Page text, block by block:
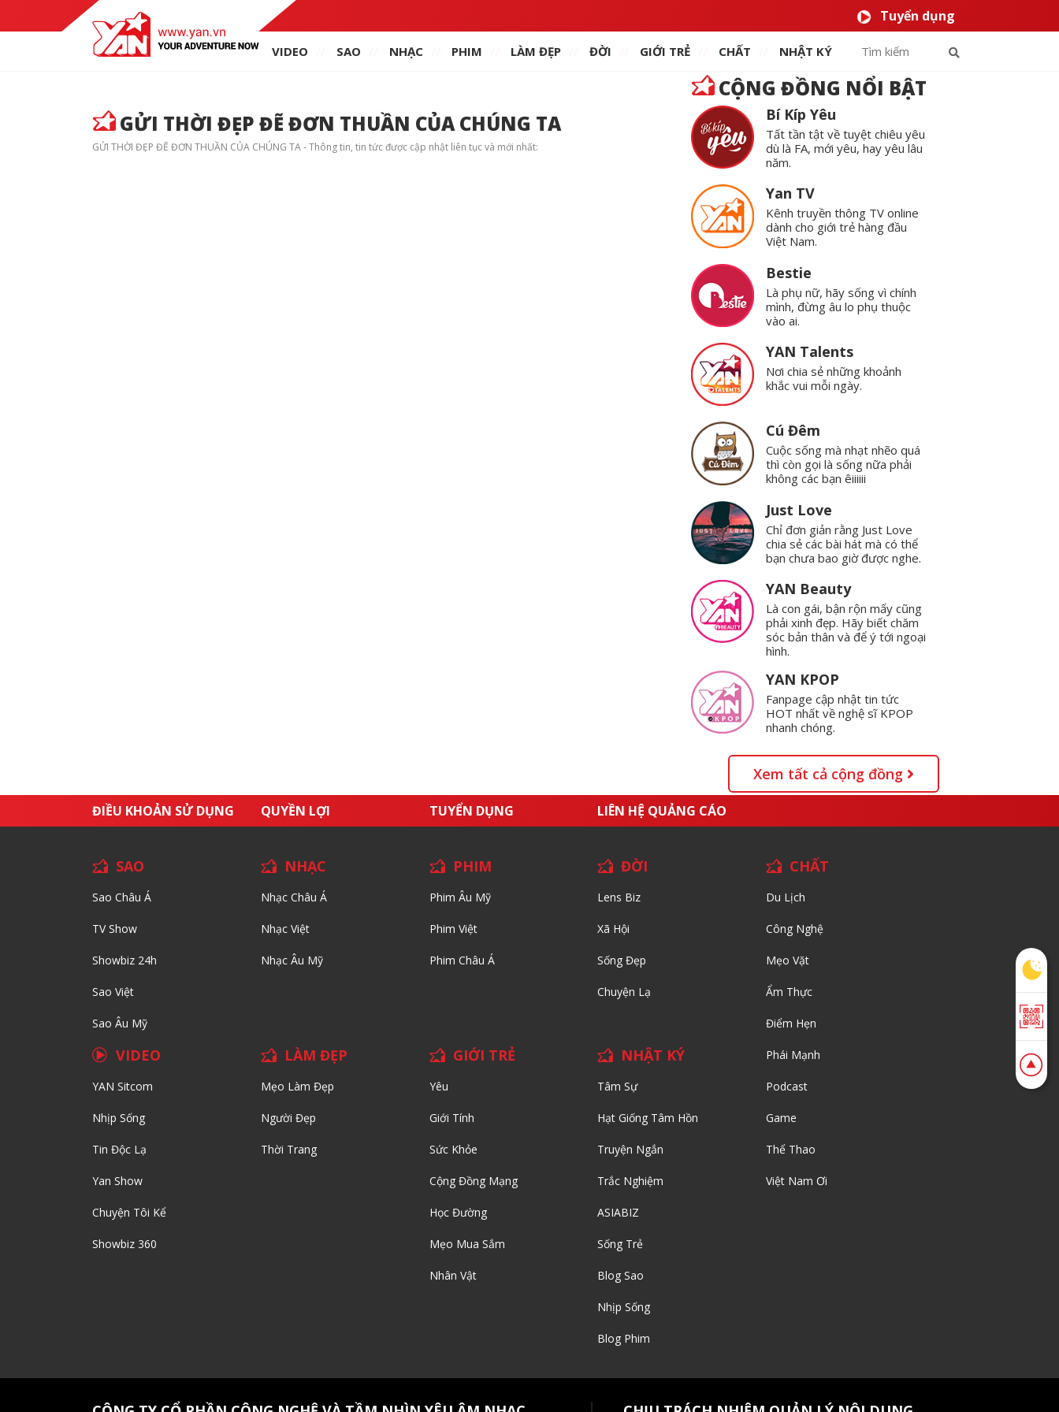
Tuyển dụng
VIDEO SAO NHẠC PHIM LÀM ĐẸP ĐỜI GIỚI TRẺ CHẤT NHẬT KÝ
GỬI THỜI ĐẸP ĐẼ ĐƠN THUẦN CỦA CHÚNG TA
GỬI THỜI ĐẸP ĐẼ ĐƠN THUẦN CỦA CHÚNG TA - Thông tin, tin tức được cập nhật liên tục và mới nhất:
CỘNG ĐỒNG NỔI BẬT
Bí Kíp Yêu
Tất tần tật về tuyệt chiêu yêu
dù là FA, mới yêu, hay yêu lâu
năm.
Yan TV
Kênh truyền thông TV online
dành cho giới trẻ hàng đầu
Việt Nam.
Bestie
Là phụ nữ, hãy sống vì chính
mình, đừng âu lo phụ thuộc
vào ai.
YAN Talents
Nơi chia sẻ những khoảnh
khắc vui mỗi ngày.
Cú Đêm
Cuộc sống mà nhạt nhẽo quá
thì còn gọi là sống nữa phải
không các bạn êiiiiii
Just Love
Chỉ đơn giản rằng Just Love
chia sẻ các bài hát mà có thể
bạn chưa bao giờ được nghe.
YAN Beauty
Là con gái, bận rộn mấy cũng
phải xinh đẹp. Hãy biết chăm
sóc bản thân và để ý tới ngoại
hình.
YAN KPOP
Fanpage cập nhật tin tức
HOT nhất về nghệ sĩ KPOP
nhanh chóng.
Xem tất cả cộng đồng
ĐIỀU KHOẢN SỬ DỤNG QUYỀN LỢI TUYỂN DỤNG LIÊN HỆ QUẢNG CÁO
SAO
Sao Châu Á
TV Show
Showbiz 24h
Sao Việt
Sao Âu Mỹ
NHẠC
Nhạc Châu Á
Nhạc Việt
Nhạc Âu Mỹ
PHIM
Phim Âu Mỹ
Phim Việt
Phim Châu Á
ĐỜI
Lens Biz
Xã Hội
Sống Đẹp
Chuyện Lạ
VIDEO
YAN Sitcom
Nhịp Sống
Tin Độc Lạ
Yan Show
Chuyện Tôi Kể
Showbiz 360
LÀM ĐẸP
Mẹo Làm Đẹp
Người Đẹp
Thời Trang
GIỚI TRẺ
Yêu
Giới Tính
Sức Khỏe
Cộng Đồng Mạng
Học Đường
Mẹo Mua Sắm
Nhân Vật
NHẬT KÝ
Tâm Sự
Hạt Giống Tâm Hồn
Truyện Ngắn
Trắc Nghiệm
ASIABIZ
Sống Trẻ
Blog Sao
Nhịp Sống
Blog Phim
CHẤT
Du Lịch
Công Nghệ
Mẹo Vặt
Ẩm Thực
Điểm Hẹn
Phái Mạnh
Podcast
Game
Thể Thao
Việt Nam Ơi